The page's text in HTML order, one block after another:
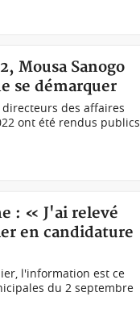
Mousa Sanogo
se démarquer
des affaires
ont été rendus publics
: « J'ai relevé
en candidature
l'information est ce
du 2 septembre